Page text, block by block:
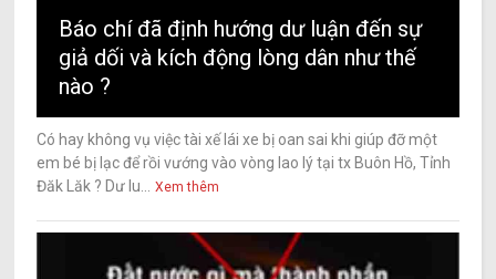
Báo chí đã định hướng dư luận đến sự
giả dối và kích động lòng dân như thế
nào ?
Có hay không vụ việc tài xế lái xe bị oan sai khi giúp đỡ một
em bé bị lạc để rồi vướng vào vòng lao lý tại tx Buôn Hồ, Tỉnh
Đăk Lăk ? Dư lu...
Xem thêm